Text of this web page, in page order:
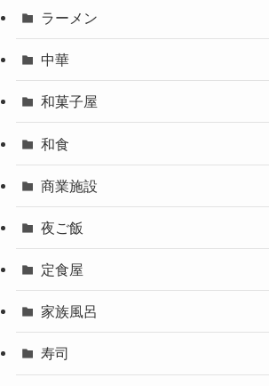
ラーメン
中華
和菓子屋
和食
商業施設
夜ご飯
定食屋
家族風呂
寿司